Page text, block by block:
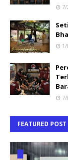
FEATURED POST